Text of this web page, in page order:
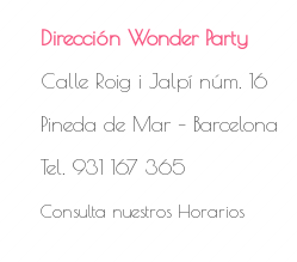
Dirección Wonder Party
Calle Roig i Jalpí núm. 16
Pineda de Mar – Barcelona
Tel. 931 167 365
Consulta nuestros Horarios